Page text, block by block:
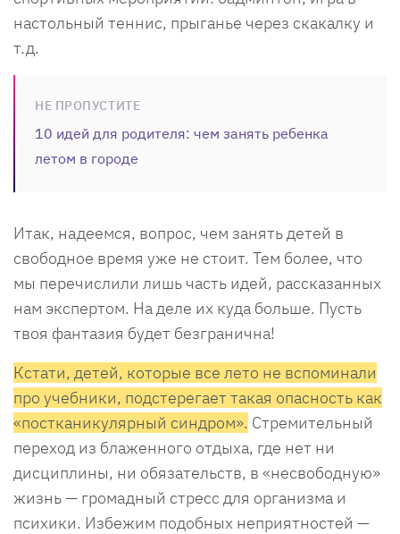
настольный теннис, прыганье через скакалку и
т.д.
НЕ ПРОПУСТИТЕ
10 идей для родителя: чем занять ребенка
летом в городе
Итак, надеемся, вопрос, чем занять детей в
свободное время уже не стоит. Тем более, что
мы перечислили лишь часть идей, рассказанных
нам экспертом. На деле их куда больше. Пусть
твоя фантазия будет безгранична!
Кстати, детей, которые все лето не вспоминали
про учебники, подстерегает такая опасность как
«постканикулярный синдром». Стремительный
переход из блаженного отдыха, где нет ни
дисциплины, ни обязательств, в «несвободную»
жизнь — громадный стресс для организма и
психики. Избежим подобных неприятностей —